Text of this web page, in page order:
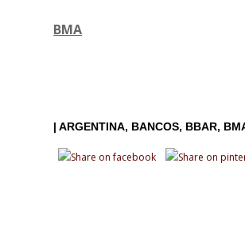
BMA
|ARGENTINA BANCOS BBAR